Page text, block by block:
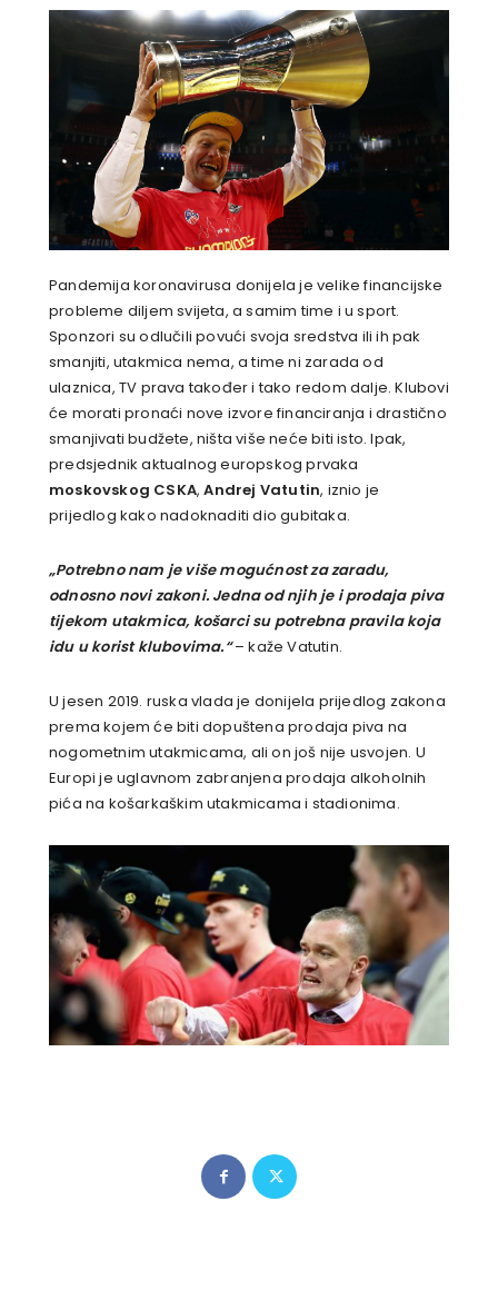
Pandemija koronavirusa donijela je velike financijske
probleme diljem svijeta, a samim time i u sport.
Sponzori su odlučili povući svoja sredstva ili ih pak
smanjiti, utakmica nema, a time ni zarada od
ulaznica, TV prava također i tako redom dalje. Klubovi
će morati pronaći nove izvore financiranja i drastično
smanjivati budžete, ništa više neće biti isto. Ipak,
predsjednik aktualnog europskog prvaka
moskovskog CSKA,Andrej Vatutin, iznio je
prijedlog kako nadoknaditi dio gubitaka.
„Potrebno nam je više mogućnost za zaradu,
odnosno novi zakoni. Jedna od njih je i prodaja piva
tijekom utakmica, košarci su potrebna pravila koja
idu u korist klubovima.“– kaže Vatutin.
U jesen 2019. ruska vlada je donijela prijedlog zakona
prema kojem će biti dopuštena prodaja piva na
nogometnim utakmicama, ali on još nije usvojen. U
Europi je uglavnom zabranjena prodaja alkoholnih
pića na košarkaškim utakmicama i stadionima.